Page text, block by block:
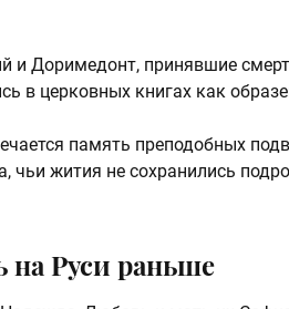
и Доримедонт, принявшие
в церковных книгах как
память преподобных
жития не сохранились
на Руси раньше